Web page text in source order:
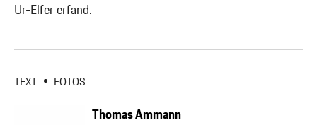
Ur-Elfer erfand.
TEXT FOTOS
Thomas Ammann